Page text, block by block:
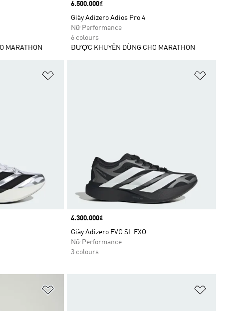
MARATHON
Price
6.500.000₫
Giày Adizero Adios Pro 4
Nữ Performance
6 colours
ĐƯỢC KHUYÊN DÙNG CHO MARATHON
Price
4.300.000₫
Giày Adizero EVO SL EXO
Nữ Performance
3 colours